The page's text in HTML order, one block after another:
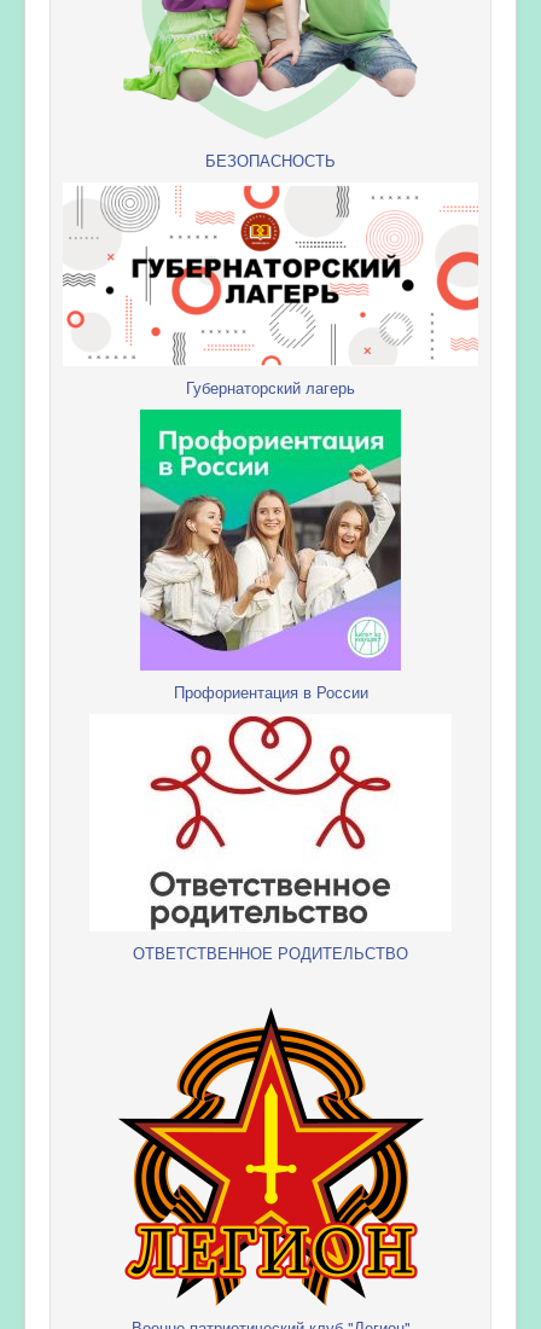
БЕЗОПАСНОСТЬ
Губернаторский лагерь
Профориентация в России
ОТВЕТСТВЕННОЕ РОДИТЕЛЬСТВО